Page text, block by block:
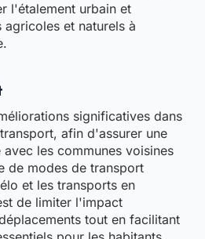
l'étalement urbain et
agricoles et naturels à
significatives dans
afin d'assurer une
les communes voisines
de modes de transport
et les transports en
de limiter l'impact
tout en facilitant